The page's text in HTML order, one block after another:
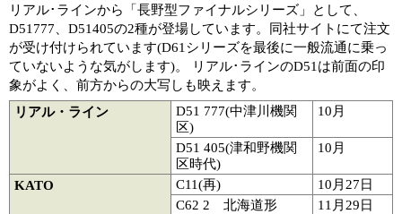
リアル･ラインから「長野型ファイナルシリーズ」として、
D51777、D51405の2種が登場しています。同社サイトにて注文
が受け付けられています(D61シリーズを最後に一般流通に乗っ
ていないような気がします)。 リアル･ラインのD51は前面の印
象がよく、前方からの大写しも映えます。
リアル・ライン
D51 777(中津川機関
区)
10月
D51 405(津和野機関
区時代)
10月
KATO C11(再)
10月27日
C62 2 北海道形
11月29日